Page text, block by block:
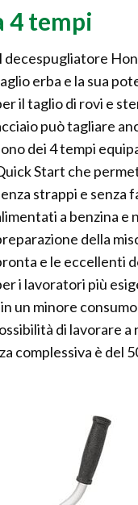
4 tempi
decespugliatore
erba e la sua
il taglio di rovi e
può tagliare
dei 4 tempi
Start che
strappi e senza
a benzina e
della
e le eccellenti
i lavoratori più
un minore
di lavorare
complessiva è del